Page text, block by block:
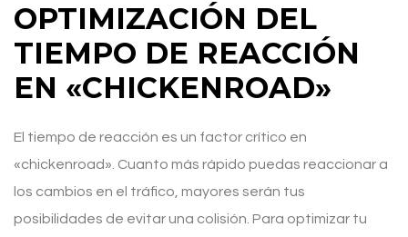
OPTIMIZACIÓN DEL
TIEMPO DE REACCIÓN
EN «CHICKENROAD»
El tiempo de reacción es un factor crítico en
«chickenroad». Cuanto más rápido puedas reaccionar a
los cambios en el tráfico, mayores serán tus
posibilidades de evitar una colisión. Para optimizar tu